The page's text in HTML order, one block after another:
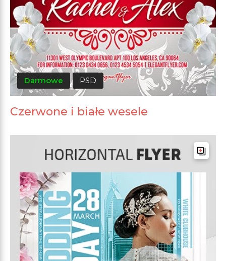
Darmowe PSD
Czerwone i białe wesele